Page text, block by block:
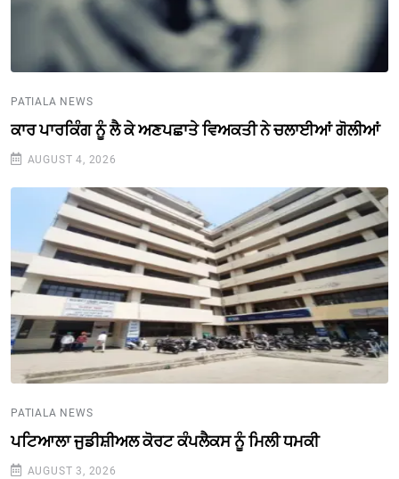
PATIALA NEWS
ਕਾਰ ਪਾਰਕਿੰਗ ਨੂੰ ਲੈ ਕੇ ਅਣਪਛਾਤੇ ਵਿਅਕਤੀ ਨੇ ਚਲਾਈਆਂ ਗੋਲੀਆਂ
AUGUST 4, 2026
PATIALA NEWS
ਪਟਿਆਲਾ ਜੁਡੀਸ਼ੀਅਲ ਕੋਰਟ ਕੰਪਲੈਕਸ ਨੂੰ ਮਿਲੀ ਧਮਕੀ
AUGUST 3, 2026